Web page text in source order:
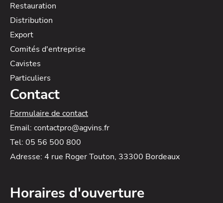
Restauration
Distribution
Export
Comités d'entreprise
Cavistes
Particuliers
Contact
Formulaire de contact
Email: contactpro@agvins.fr
Tel: 05 56 500 800
Adresse: 4 rue Roger Touton, 33300 Bordeaux
Horaires d'ouverture